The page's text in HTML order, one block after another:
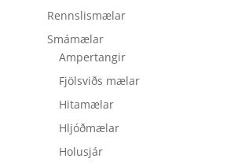
Rennslismælar
Smámælar
Ampertangir
Fjölsviðs mælar
Hitamælar
Hljóðmælar
Holusjár